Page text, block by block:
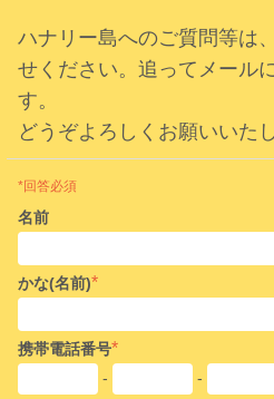
ハナリー島へのご質問等は
せください。追ってメール
す。
どうぞよろしくお願いいた
*回答必須
名前
かな(名前)*
携帯電話番号*
- -